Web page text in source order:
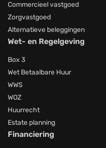
Commercieel vastgoed
Zorgvastgoed
Alternatieve beleggingen
Wet- en Regelgeving
Box 3
Wet Betaalbare Huur
WWS
WOZ
Huurrecht
Estate planning
Financiering